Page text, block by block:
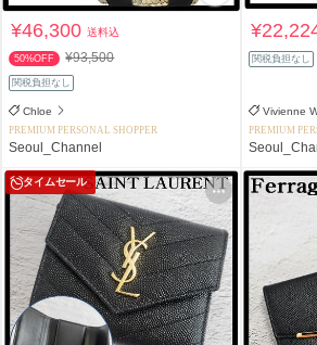
¥46,300送料込
50%OFF ¥93,500
関税負担なし
Chloe
PREMIUM PERSONAL SHOPPER
Seoul_Channel
関税負担なし
Vivienne
PREMIUM
タイムセール